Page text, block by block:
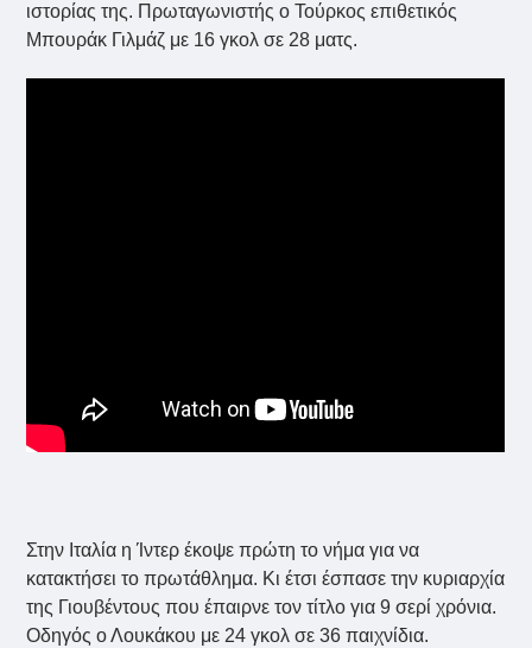
ιστορίας της. Πρωταγωνιστής ο Τούρκος επιθετικός
Μπουράκ Γιλμάζ με 16 γκολ σε 28 ματς.
Στην Ιταλία η Ίντερ έκοψε πρώτη το νήμα για να
κατακτήσει το πρωτάθλημα. Κι έτσι έσπασε την κυριαρχία
της Γιουβέντους που έπαιρνε τον τίτλο για 9 σερί χρόνια.
Οδηγός ο Λουκάκου με 24 γκολ σε 36 παιχνίδια.